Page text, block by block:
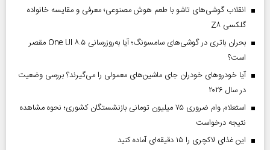
انقلاب گوشی‌های تاشو‌ با طعم هوش مصنوعی؛ معرفی و مقایسه خانواده
گلکسی Z۸
بحران باتری در گوشی‌های سامسونگ؛ آیا به‌روزرسانی One UI ۸.۵ مقصر
است؟
آیا خودروهای خودران جای ماشین‌های معمولی را می‌گیرند؟ بررسی وضعیت
در سال ۲۰۲۶
استعلام وام ضروری ۷۵ میلیون تومانی بازنشستگان کشوری؛ نحوه مشاهده
نتیجه درخواست
این غذای لاکچری را ۱۵ دقیقه‌ای آماده کنید